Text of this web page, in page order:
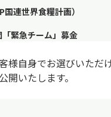
国連世界食糧計画）
緊急チーム」募金
様自身でお選びいただ
開いたします。